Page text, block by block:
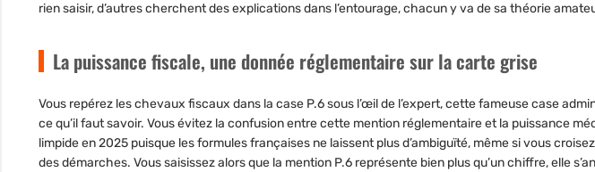
rien saisir, d’autres cherchent des explications dans l’entourage, chacun y va de sa théorie
La puissance fiscale, une donnée réglementaire sur la carte grise
Vous repérez les chevaux fiscaux dans la case P.6 sous l’œil de l’expert, cette fameuse case
ce qu’il faut savoir. Vous évitez la confusion entre cette mention réglementaire et la puissance
limpide en 2025 puisque les formules françaises ne laissent plus d’ambiguïté, même si vous
des démarches. Vous saisissez alors que la mention P.6 représente bien plus qu’un chiffre, elle